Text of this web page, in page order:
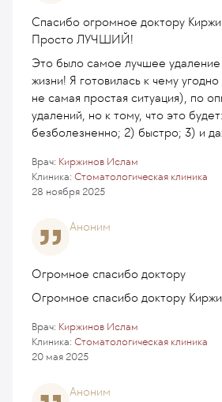
Спасибо огромное доктору
Просто ЛУЧШИЙ!
Это было самое лучшее удаление
жизни! Я готовилась к чему
не самая простая ситуация), по
удалений, но к тому, что это
безболезненно; 2) быстро; 3) и
Клиника: Стоматологическая клиника
Врач: Киржинов Ислам
28 ноября 2025
Аноним
Огромное спасибо доктору
Огромное спасибо доктору
Клиника: Стоматологическая клиника
Врач: Киржинов Ислам
20 мая 2025
Аноним